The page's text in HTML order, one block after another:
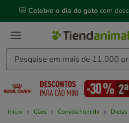
mensagem,
🐱 Celebre o dia do gato com
Início Cães Comida húmida Dietas